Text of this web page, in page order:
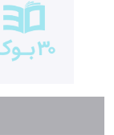
«وقتی نیچه گریست پس
متفکری بزرگ است.»-